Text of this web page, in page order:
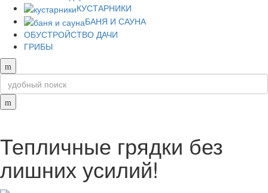
КУСТАРНИКИ
БАНЯ И САУНА
ОБУСТРОЙСТВО ДАЧИ
ГРИБЫ
Тепличные грядки без
лишних усилий!